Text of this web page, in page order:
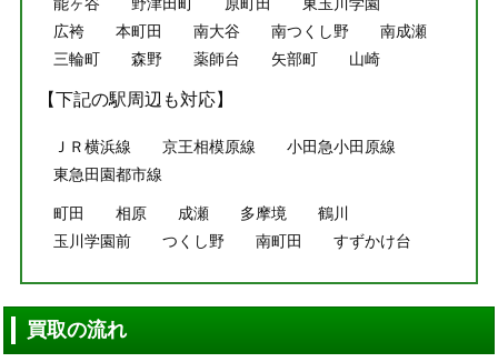
能ヶ谷
野津田町 原町田
東玉川学園
広袴
本町田 南大谷 南つくし野
南成瀬
三輪町
森野 薬師台 矢部町 山崎
【下記の駅周辺も対応】
ＪＲ横浜線 京王相模原線
小田急小田原線
東急田園都市線
町田 相原 成瀬 多摩境
鶴川
玉川学園前
つくし野 南町田 すずかけ台
買取の流れ